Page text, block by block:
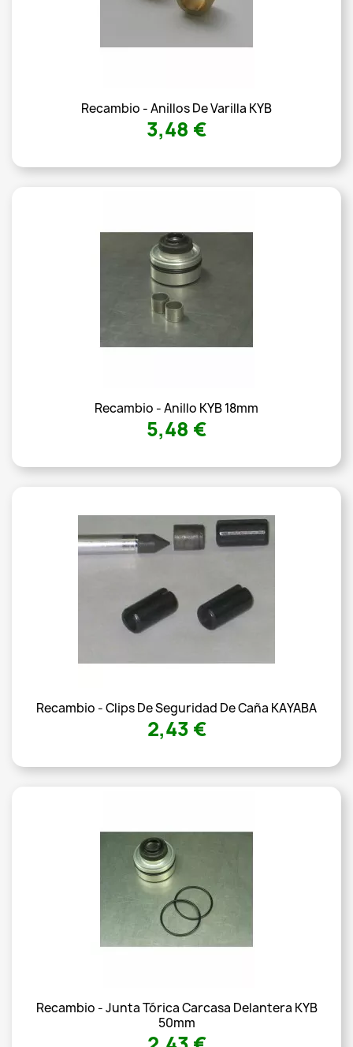
Recambio - Anillos De Varilla KYB
3,48 €
Recambio - Anillo KYB 18mm
5,48 €
Recambio - Clips De Seguridad De Caña KAYABA
2,43 €
Recambio - Junta Tórica Carcasa Delantera KYB
50mm